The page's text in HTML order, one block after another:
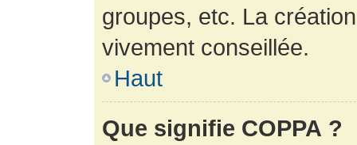
groupes, etc. La
vivement conseillée.
Haut
Que signifie COPPA ?